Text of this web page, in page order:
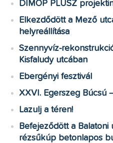
DIMOP PLUSZ
Elkezdődött a Mező
helyreállítása
Szennyvíz-
Kisfaludy utcában
Ebergényi fesztivál
XXVI. Egerszeg Búcsú
Lazulj a téren!
Befejeződött a Balatoni
rézsűkúp betonlapos